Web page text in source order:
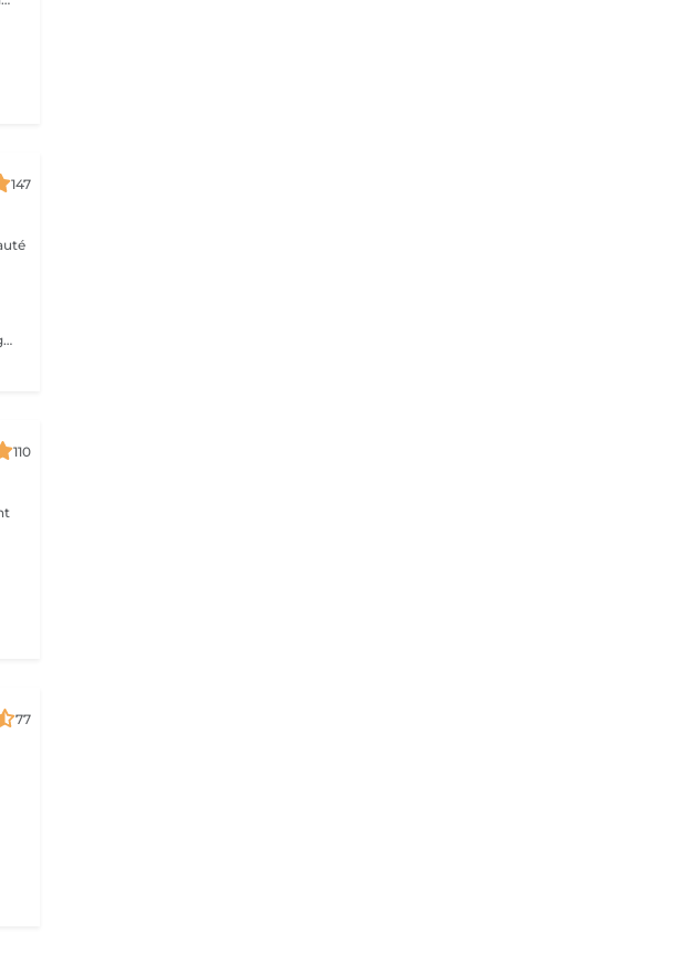
147
Les séances de LED thérapie sont parfaites après un soin du visage complet ou ponctuellement, 1 à 2 fois par semaine. Pour un soin anti-âge, la couleur à privilégier est le rouge, elle peut réduire l'inflammation, stimuler la production de collagène et renforcer la peau. La lumière bleue a des propriétés antibactériennes qui préviennent les éruptions cutanées et peut aider à lutter contre l'acné et les dermatoses. La lumière verte dite anti-taches : elle aide à réduire la production de mélanine à l'origine des tâches brunes et cernes hyperpigmentés, tout en calmant la rosacée responsable de rougeurs. La lumière jaune calme les rougeurs, elle améliore la circulation sanguine et lymphatique et a ainsi un effet drainant, anti-oedème. Les séances sont totalement indolores, il n'y a aucune suite et au contraire, la séance est un moment de détente et de relaxation aux vertus anti-inflammatoire et anti-douleurs. Contres indications : Les peaux blessées, brûlées ou irritées Les maladies auto-immunes Epilepsie Port d'un pace maker ou autres implants actifs Grossesse Traitement à base de médicaments photo-sensibilisants
110
77